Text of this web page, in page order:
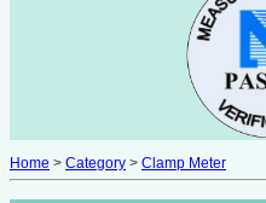
Home > Category > Clamp Meter